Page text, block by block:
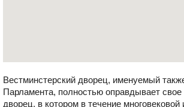
Вестминстерский дворец, именуемый
Парламента, полностью оправдывает свое
дворец, в котором в течение многовековой